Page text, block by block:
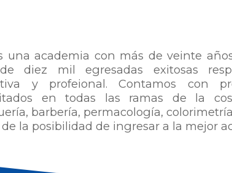
una academia con más de veinte
diez mil egresadas exitosas
y profeional. Contamos con
en todas las ramas de la
barbería, permacología,
la posibilidad de ingresar a la mejor